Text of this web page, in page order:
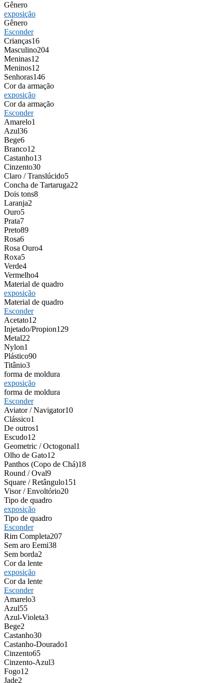
Gênero
exposição
Gênero
Esconder
Crianças16
Masculino204
Meninas12
Meninos12
Senhoras146
Cor da armação
exposição
Cor da armação
Esconder
Amarelo1
Azul36
Bege6
Branco12
Castanho13
Cinzento30
Claro / Translúcido5
Concha de Tartaruga22
Dois tons8
Laranja2
Ouro5
Prata7
Preto89
Rosa6
Rosa Ouro4
Roxa5
Verde4
Vermelho4
Material de quadro
exposição
Material de quadro
Esconder
Acetato12
Injetado/Propion129
Metal22
Nylon1
Plástico90
Titânio3
forma de moldura
exposição
forma de moldura
Esconder
Aviator / Navigator10
Clássico1
De outros1
Escudo12
Geometric / Octogonal1
Olho de Gato12
Panthos (Copo de Chá)18
Round / Oval9
Square / Retângulo151
Visor / Envoltório20
Tipo de quadro
exposição
Tipo de quadro
Esconder
Rim Completa207
Sem aro Eemi38
Sem borda2
Cor da lente
exposição
Cor da lente
Esconder
Amarelo3
Azul55
Azul-Violeta3
Bege2
Castanho30
Castanho-Dourado1
Cinzento65
Cinzento-Azul3
Fogo12
Jade2